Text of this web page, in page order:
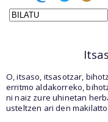
O, itsaso, itsasotzar,
erritmo aldakorreko,
ni naiz zure uhinetan
usteltzen ari den